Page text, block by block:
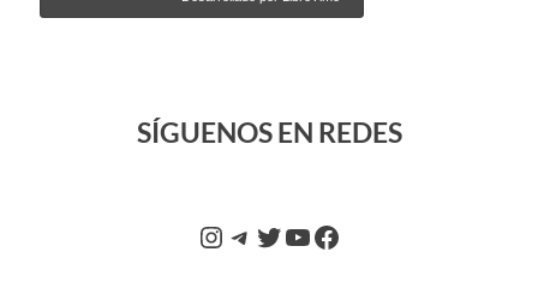
SÍGUENOS EN REDES